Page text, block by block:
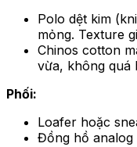
Polo dệt kim
mỏng. Texture
Chinos cotton
vừa, không quá
Phối:
Loafer hoặc
Đồng hồ analog